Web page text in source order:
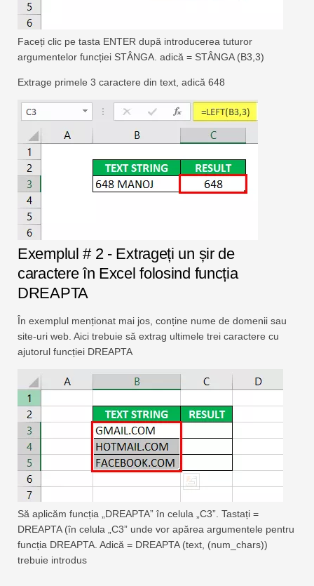
Faceți clic pe tasta ENTER după introducerea tuturor
argumentelor funcției STÂNGA. adică = STÂNGA (B3,3)
Extrage primele 3 caractere din text, adică 648
Exemplul # 2 - Extrageți un șir de
caractere în Excel folosind funcția
DREAPTA
În exemplul menționat mai jos, conține nume de domenii sau
site-uri web. Aici trebuie să extrag ultimele trei caractere cu
ajutorul funcției DREAPTA
Să aplicăm funcția „DREAPTA” în celula „C3”. Tastați =
DREAPTA (în celula „C3” unde vor apărea argumentele pentru
funcția DREAPTA. Adică = DREAPTA (text, (num_chars))
trebuie introdus